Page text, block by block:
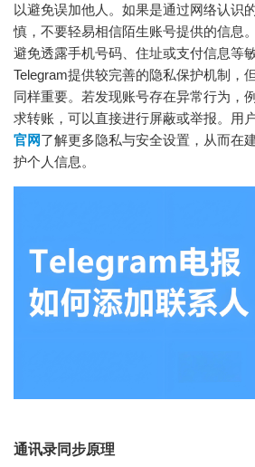
以避免误加他人。如果是通过网络认识
慎，不要轻易相信陌生账号提供的信息
避免透露手机号码、住址或支付信息等
Telegram提供较完善的隐私保护机制，
同样重要。若发现账号存在异常行为，
求转账，可以直接进行屏蔽或举报。用
官网了解更多隐私与安全设置，从而在
护个人信息。
通讯录同步原理